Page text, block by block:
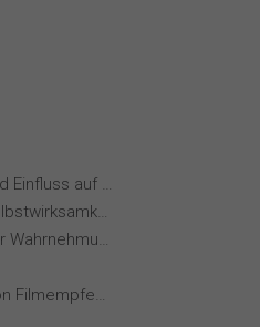
Wahrnehmung KI-generierter Werbung und Einfluss auf Markenvertrauen
Fernstudium: Stress, Prokrastination & Selbstwirksamkeit
Wie normal ist normal? Eine Befragung zur Wahrnehmung von Essverhalten
Menschliches Erleben bei der Nutzung von Filmempfehlungssystemen